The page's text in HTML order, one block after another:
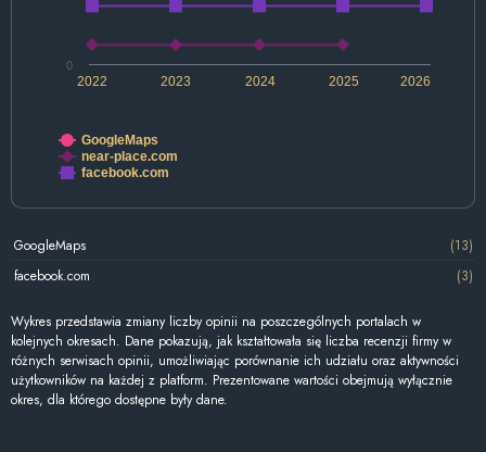
2022 2024 2026
2023 2025
0
GoogleMaps
near-place.com
facebook.com
GoogleMaps
(13)
facebook.com
(3)
Wykres przedstawia zmiany liczby opinii na poszczególnych portalach w
kolejnych okresach. Dane pokazują, jak kształtowała się liczba recenzji firmy w
różnych serwisach opinii, umożliwiając porównanie ich udziału oraz aktywności
użytkowników na każdej z platform. Prezentowane wartości obejmują wyłącznie
okres, dla którego dostępne były dane.